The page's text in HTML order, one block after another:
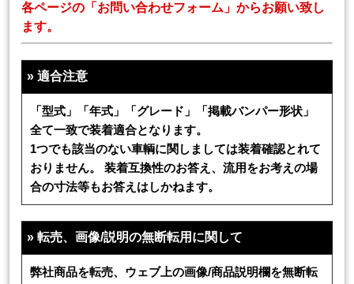
各ページの「お問い合わせフォーム」からお願い致し
ます。
»適合注意
「型式」「年式」「グレード」「掲載バンパー形状」
全て一致で装着適合となります。
1つでも該当のない車輌に関しましては装着確認とれて
おりません。 装着互換性のお答え、流用をお考えの場
合の寸法等もお答えはしかねます。
»転売、画像/説明の無断転用に関して
弊社商品を転売、ウェブ上の画像/商品説明欄を無断転